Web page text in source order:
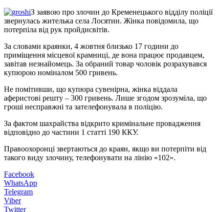
З заявою про злочин до Кременецького відділу поліції
звернулась жителька села Лосятин. Жінка повідомила, що
потерпіла від рук пройдисвітів.
За словами краянки, 4 жовтня близько 17 години до
приміщення місцевої крамниці, де вона працює продавцем,
завітав незнайомець. За обраний товар чоловік розрахувався
купюрою номіналом 500 гривень.
Не помітивши, що купюра сувенірна, жінка віддала
аферистові решту – 300 гривень. Лише згодом зрозуміла, що
гроші несправжні та зателефонувала в поліцію.
За фактом шахрайства відкрито кримінальне провадження
відповідно до частини 1 статті 190 ККУ.
Правоохоронці звертаються до краян, якщо ви потерпіти від
такого виду злочину, телефонувати на лінію «102».
Facebook
WhatsApp
Telegram
Viber
Twitter